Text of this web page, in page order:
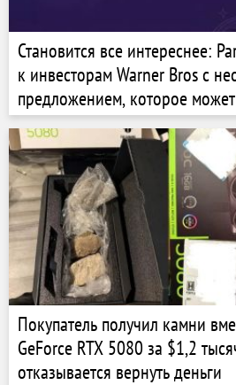
Становится все интереснее:
к инвесторам Warner Bros с
предложением, которое
Netflix
Покупатель получил камни
GeForce RTX 5080 за $1,2
отказывается вернуть деньги